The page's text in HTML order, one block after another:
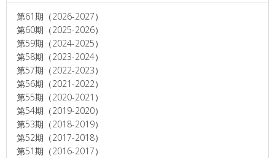
第61期（2026-2027）
第60期（2025-2026）
第59期（2024-2025）
第58期（2023-2024）
第57期（2022-2023）
第56期（2021-2022）
第55期（2020-2021）
第54期（2019-2020）
第53期（2018-2019）
第52期（2017-2018）
第51期（2016-2017）